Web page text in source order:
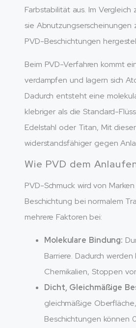
Farbstabilität aus. Im
sie Abnutzungserscheinungen
PVD-Beschichtungen
Beim PVD-Verfahren kommt
verdampfen und lagern sich
Dadurch entsteht eine
klebriger als die Standard-
Edelstahl oder Titan, Mit
widerstandsfähiger gegen
Wie PVD dem
PVD-Schmuck wird von
Beschichtung bei normalem
mehrere Faktoren bei:
Molekulare Bindung:
Barriere. Dadurch
Chemikalien, Stoppen
Dicht, Gleichmäßige
gleichmäßige
Beschichtungen können